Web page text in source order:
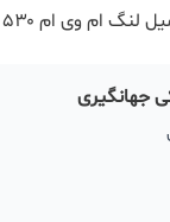
وی ام ۵۳۰ در اصفهان
جهانگیری